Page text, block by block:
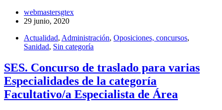
webmastersgtex
29 junio, 2020
Actualidad, Administración, Oposiciones, concursos,
Sanidad, Sin categoría
SES. Concurso de traslado para varias
Especialidades de la categoría
Facultativo/a Especialista de Área